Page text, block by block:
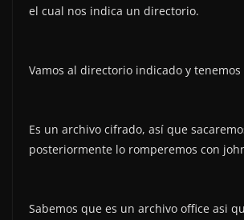
el cual nos indica un directorio.
Vamos al directorio indicado y
Es un archivo cifrado, así que
posteriormente lo romperemos con
Sabemos que es un archivo office asi